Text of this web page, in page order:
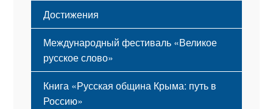
Достижения
Международный фестиваль «Великое
русское слово»
Книга «Русская община Крыма: путь в
Россию»